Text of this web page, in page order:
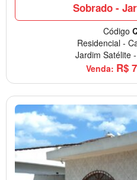
Sobrado -
Código
Residencial -
Jardim Satélite -
Venda: R$